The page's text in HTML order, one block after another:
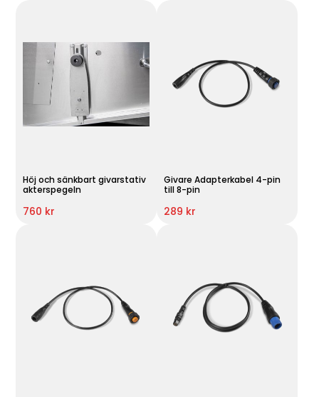
Höj och sänkbart givarstativ
akterspegeln
760 kr
Givare Adapterkabel 4-pin
till 8-pin
289 kr